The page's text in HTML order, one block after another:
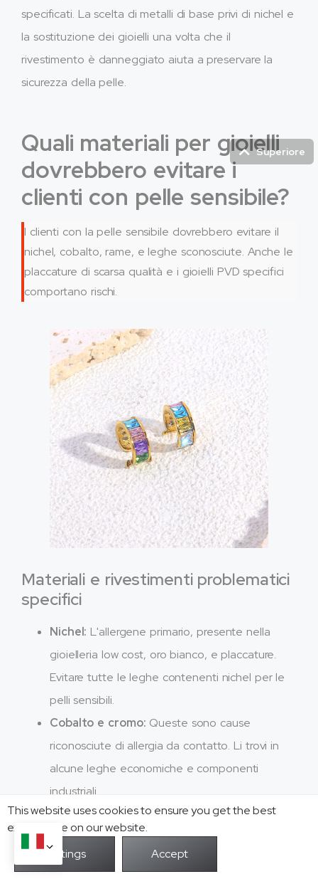
specificati. La scelta di metalli di base privi di nichel e
la sostituzione dei gioielli una volta che il
rivestimento è danneggiato aiuta a preservare la
sicurezza della pelle.
Quali materiali per gioielli
dovrebbero evitare i
clienti con pelle sensibile?
I clienti con la pelle sensibile dovrebbero evitare il
nichel, cobalto, rame, e leghe sconosciute. Anche le
placcature di scarsa qualità e i gioielli PVD specifici
comportano rischi.
Materiali e rivestimenti problematici
specifici
Nichel: L'allergene primario, presente nella
gioielleria low cost, oro bianco, e placcature.
Evitare tutte le leghe contenenti nichel per le
pelli sensibili.
Cobalto e cromo: Queste sono cause
riconosciute di allergia da contatto. Li trovi in ​​
alcune leghe economiche e componenti
industriali.
Ottone e Rame:Questi si ossidano con il
sudore, provocando irritazioni e macchie sulla
pelle. Spesso, contengono nichel o altri metalli
Superiore
This website uses cookies to ensure you get the best
exprerience on our website.